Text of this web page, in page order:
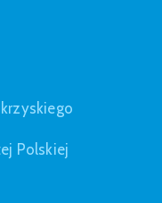
Polskiej